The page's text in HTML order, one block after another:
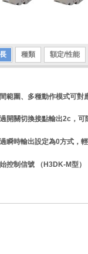
種類 額定/性能
範圍、多種動作模式可對
開關切換接點輸出2c，
瞬時輸出設定為0方式，
控制信號 （H3DK-M型）